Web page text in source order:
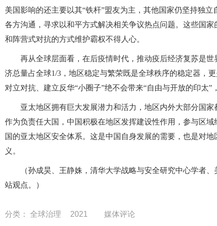
美国影响的还主要以其“铁杆”盟友为主，其他国家仍坚持独
各方沟通，寻求以和平方式解决相关争议热点问题。这些国
和阵营式对抗的方式维护霸权不得人心。
再从全球层面看，在后疫情时代，推动疫后经济复苏是
济总量占全球1/3，地区稳定与繁荣既是全球秩序的稳定器，
对立对抗、建立反华“小圈子”绝不会带来“自由与开放的印太
亚太地区拥有巨大发展潜力和活力，地区内外大部分国
作为负责任大国，中国积极在地区发挥建设性作用，参与区
国的亚太地区安全体系。这是中国自身发展的需要，也是对
义。
（孙成昊、王静姝，清华大学战略与安全研究中心学者
站观点。）
分类： 全球治理 2021 媒体评论